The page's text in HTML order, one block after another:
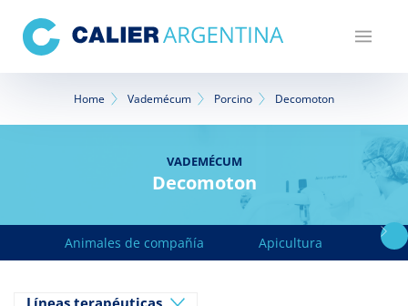
contenido
principal
Sobrescribir
enlaces
a
la
navegación
Home Vademécum Porcino Decomoton
VADEMÉCUM
Decomoton
Animales de compañía Apicultura
Líneas terapéuticas